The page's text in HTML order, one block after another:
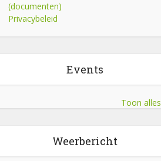
(documenten)
Privacybeleid
Events
Toon alles
Weerbericht